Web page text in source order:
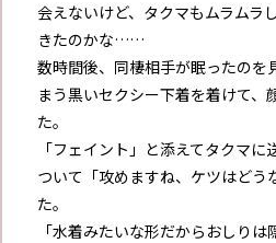
会えないけど、タクマもムラムラ
きたのかな……
数時間後、同棲相手が眠ったのを
まう黒いセクシー下着を着けて、
た。
「フェイント」と添えてタクマ
ついて「攻めますね、ケツはどう
た。
「水着みたいな形だからおしり